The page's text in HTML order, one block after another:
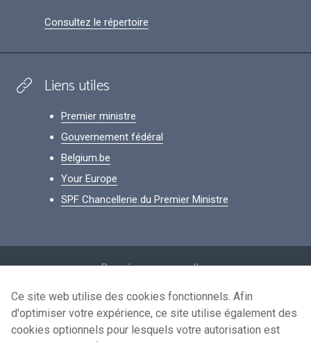
Consultez le répertoire
Liens utiles
Premier ministre
Gouvernement fédéral
Belgium.be
Your Europe
SPF Chancellerie du Premier Ministre
Données personnelles
Conditions de réutilisation
Contactez-nous
Ce site web utilise des cookies fonctionnels. Afin
d'optimiser votre expérience, ce site utilise également des
cookies optionnels pour lesquels votre autorisation est